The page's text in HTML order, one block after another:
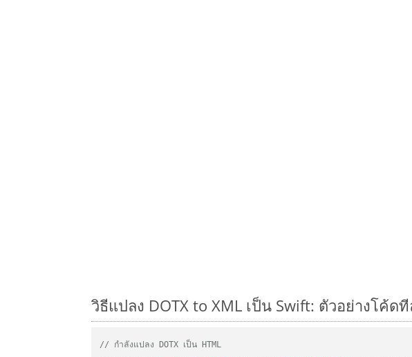
วิธีแปลง DOTX to XML เป็น Swift: ตัวอย่างโค้ด
// กำลังแปลง DOTX เป็น HTML